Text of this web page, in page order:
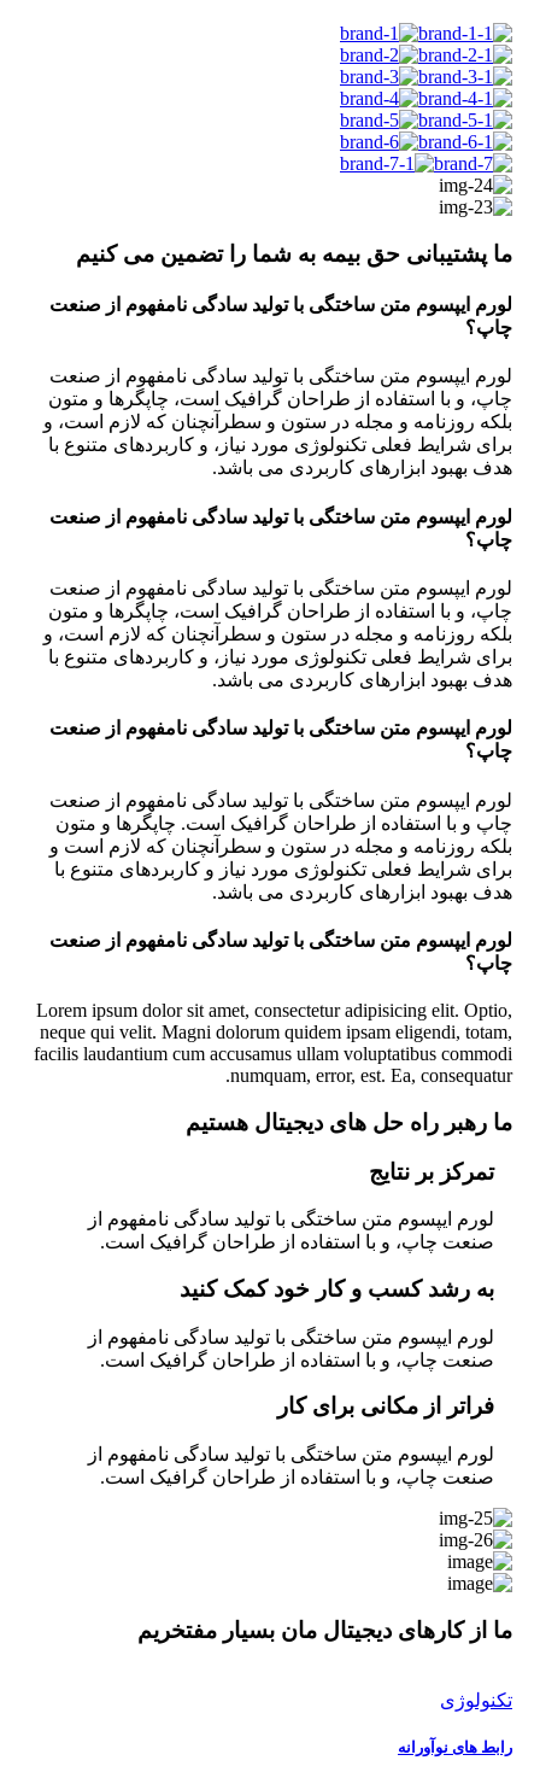
ما پشتیبانی حق بیمه به شما را تضمین می کنیم
لورم ایپسوم متن ساختگی با تولید سادگی نامفهوم از صنعت
چاپ؟
لورم ایپسوم متن ساختگی با تولید سادگی نامفهوم از صنعت
چاپ، و با استفاده از طراحان گرافیک است، چاپگرها و متون
بلکه روزنامه و مجله در ستون و سطرآنچنان که لازم است، و
برای شرایط فعلی تکنولوژی مورد نیاز، و کاربردهای متنوع با
هدف بهبود ابزارهای کاربردی می باشد.
لورم ایپسوم متن ساختگی با تولید سادگی نامفهوم از صنعت
چاپ؟
لورم ایپسوم متن ساختگی با تولید سادگی نامفهوم از صنعت
چاپ، و با استفاده از طراحان گرافیک است، چاپگرها و متون
بلکه روزنامه و مجله در ستون و سطرآنچنان که لازم است، و
برای شرایط فعلی تکنولوژی مورد نیاز، و کاربردهای متنوع با
هدف بهبود ابزارهای کاربردی می باشد.
لورم ایپسوم متن ساختگی با تولید سادگی نامفهوم از صنعت
چاپ؟
لورم ایپسوم متن ساختگی با تولید سادگی نامفهوم از صنعت
چاپ و با استفاده از طراحان گرافیک است. چاپگرها و متون
بلکه روزنامه و مجله در ستون و سطرآنچنان که لازم است و
برای شرایط فعلی تکنولوژی مورد نیاز و کاربردهای متنوع با
هدف بهبود ابزارهای کاربردی می باشد.
لورم ایپسوم متن ساختگی با تولید سادگی نامفهوم از صنعت
چاپ؟
Lorem ipsum dolor sit amet, consectetur adipisicing elit. Optio,
neque qui velit. Magni dolorum quidem ipsam eligendi, totam,
facilis laudantium cum accusamus ullam voluptatibus commodi
numquam, error, est. Ea, consequatur.
ما رهبر راه حل های دیجیتال هستیم
تمرکز بر نتایج
لورم ایپسوم متن ساختگی با تولید سادگی نامفهوم از
صنعت چاپ، و با استفاده از طراحان گرافیک است.
به رشد کسب و کار خود کمک کنید
لورم ایپسوم متن ساختگی با تولید سادگی نامفهوم از
صنعت چاپ، و با استفاده از طراحان گرافیک است.
فراتر از مکانی برای کار
لورم ایپسوم متن ساختگی با تولید سادگی نامفهوم از
صنعت چاپ، و با استفاده از طراحان گرافیک است.
ما از کارهای دیجیتال مان بسیار مفتخریم
تکنولوژی
رابط های نوآورانه